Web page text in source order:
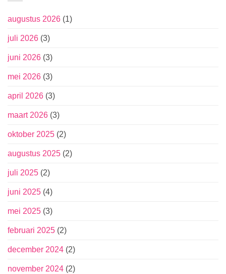
augustus 2026 (1)
juli 2026 (3)
juni 2026 (3)
mei 2026 (3)
april 2026 (3)
maart 2026 (3)
oktober 2025 (2)
augustus 2025 (2)
juli 2025 (2)
juni 2025 (4)
mei 2025 (3)
februari 2025 (2)
december 2024 (2)
november 2024 (2)